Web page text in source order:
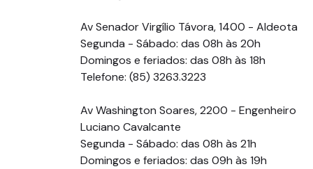
Av Senador Virgílio Távora, 1400 - Aldeota
Segunda - Sábado: das 08h às 20h
Domingos e feriados: das 08h às 18h
Telefone: (85) 3263.3223
Av Washington Soares, 2200 - Engenheiro
Luciano Cavalcante
Segunda - Sábado: das 08h às 21h
Domingos e feriados: das 09h às 19h